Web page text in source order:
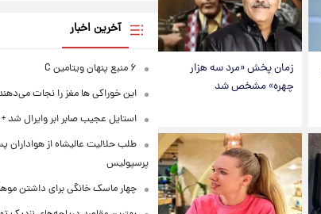
زمان پخش «مرد سه هزار
چهره» مشخص شد
آخرین اخبار
۶ منبع پنهان ویتامین C
این خوراکی ها مغز را نجات
استایل عجیب صابر ابر وایرال
طلب حلالیت عالیشاه از هواداران
پرسپولیس
چهار ماسک خانگی برای داشتن